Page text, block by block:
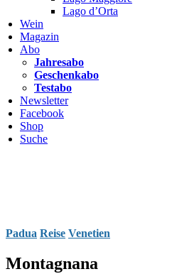
Lago d’Orta
Wein
Magazin
Abo
Jahresabo
Geschenkabo
Testabo
Newsletter
Facebook
Shop
Suche
Padua Reise Venetien
Montagnana